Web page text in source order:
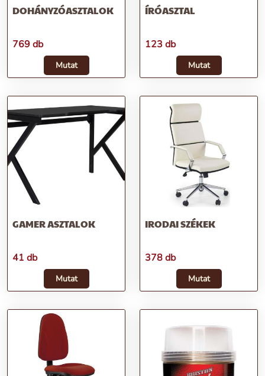
DOHÁNYZÓASZTALOK
769 db
Mutat
ÍRÓASZTAL
123 db
Mutat
GAMER ASZTALOK
41 db
Mutat
IRODAI SZÉKEK
378 db
Mutat